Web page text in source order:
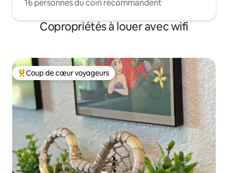
16 personnes du coin recommandent
Copropriétés à louer avec wifi
Coup de cœur voyageurs parmi les plus aimés
Coup de cœur voyageurs